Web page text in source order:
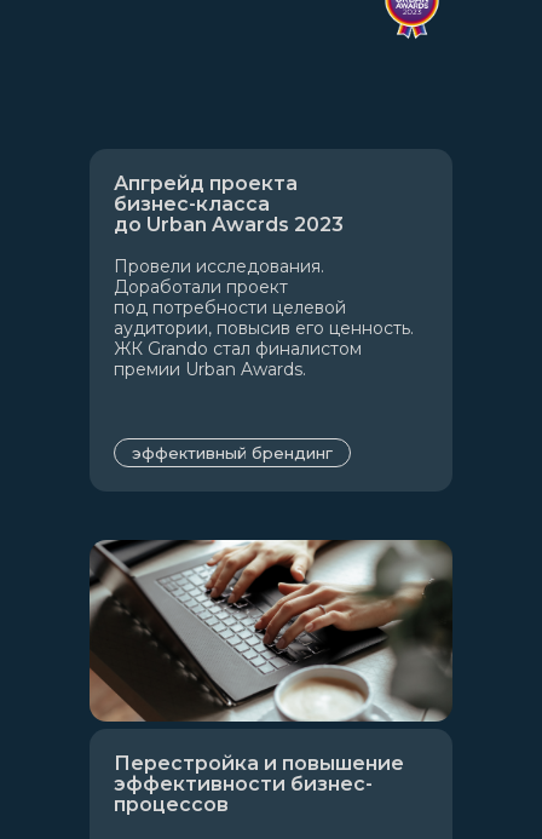
Апгрейд проекта
бизнес-класса
до Urban Awards 2023
Провели исследования.
Доработали проект
под потребности целевой
аудитории, повысив его ценность.
ЖК Grando стал финалистом
премии Urban Awards.
эффективный брендинг
Перестройка и повышение
эффективности бизнес-
процессов